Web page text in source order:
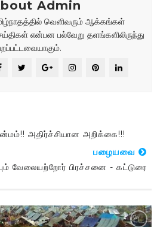
Admin
வெளிவரும் ஆக்கங்கள்
என்பன பல்வேறு தளங்களிலிருந்து
அதிர்ச்சியான அறிக்கை!!!
பழையவை
வேலையற்றோர் பிரச்சனை - கட்டுரை